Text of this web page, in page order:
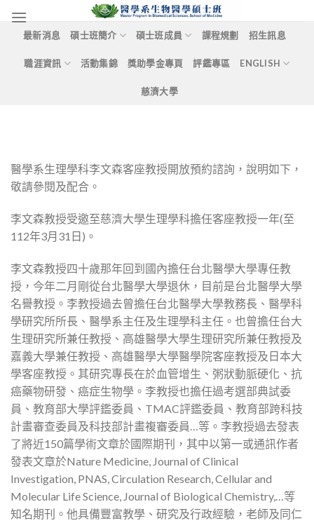
content
最新消息 碩士班簡介 碩士班成員 課程規劃 招生訊息
職涯資訊 活動集錦 獎助學金專頁 評鑑專區 ENGLISH
慈濟大學
醫學系生理學科李文森客座教授開放預約諮詢，說明如下，
敬請參閱及配合。
李文森教授受邀至慈濟大學生理學科擔任客座教授一年(至
112年3月31日)。
李文森教授四十歲那年回到國內擔任台北醫學大學專任教
授，今年二月剛從台北醫學大學退休，目前是台北醫學大學
名譽教授。李教授過去曾擔任台北醫學大學教務長、醫學科
學研究所所長、醫學系主任及生理學科主任。也曾擔任台大
生理研究所兼任教授、高雄醫學大學生理研究所兼任教授及
嘉義大學兼任教授、高雄醫學大學醫學院客座教授及日本大
學客座教授。其研究專長在於血管增生、粥狀動脈硬化、抗
癌藥物研發、癌症生物學。李教授也擔任過考選部典試委
員、教育部大學評鑑委員、TMAC評鑑委員、教育部跨科技
計畫審查委員及科技部計畫複審委員…等。李教授過去發表
了將近150篇學術文章於國際期刊，其中以第一或通訊作者
發表文章於Nature Medicine, Journal of Clinical
Investigation, PNAS, Circulation Research, Cellular and
Molecular Life Science, Journal of Biological Chemistry,…等
知名期刊。他具備豐富教學、研究及行政經驗，老師及同仁